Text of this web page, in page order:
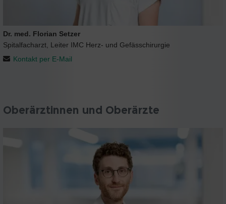
Dr. med. Florian Setzer
Spitalfacharzt, Leiter IMC Herz- und Gefässchirurgie
Kontakt per E-Mail
Oberärztinnen und Oberärzte